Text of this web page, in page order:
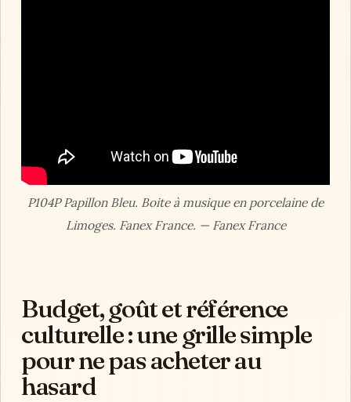
P104P Papillon Bleu. Boite à musique en porcelaine de
Limoges. Fanex France. — Fanex France
Budget, goût et référence
culturelle : une grille simple
pour ne pas acheter au
hasard